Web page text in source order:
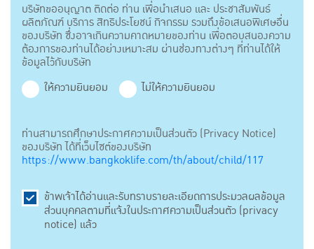
บริษัทขออนุญาต ติดต่อ ท่าน เพื่อนำเสนอ และ ประชาสัมพันธ์
ผลิตภัณฑ์ บริการ สิทธิประโยชน์ กิจกรรม รวมถึงข้อเสนอพิเศษอื่น
ของบริษัท ซึ่งอาจเกินความคาดหมายของท่าน เพื่อตอบสนองความ
ต้องการของท่านได้อย่างเหมาะสม ผ่านช่องทางต่างๆ ที่ท่านได้ให้
ข้อมูลไว้กับบริษัท
ให้ความยินยอม
ไม่ให้ความยินยอม
ท่านสามารถศึกษาประกาศความเป็นส่วนตัว (Privacy Notice)
ของบริษัท ได้ที่เว็บไซต์ของบริษัท
https://www.bangkoklife.com/th/about/child/117
ข้าพเจ้าได้อ่านและรับทราบรายละเอียดการประมวลผลข้อมูล
ส่วนบุคคลตามที่แจ้งในประกาศความเป็นส่วนตัว (privacy
notice) แล้ว